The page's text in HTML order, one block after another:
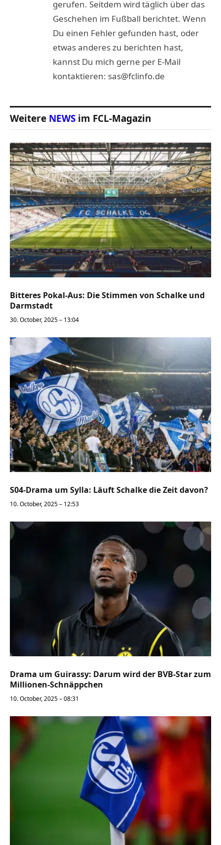
gerufen. Seitdem wird täglich über das
Geschehen im Fußball berichtet. Wenn
Du einen Fehler gefunden hast, oder
etwas anderes zu berichten hast,
kannst Du mich gerne per E-Mail
kontaktieren: sas@fclinfo.de
Weitere NEWS im FCL-Magazin
Bitteres Pokal-Aus: Die Stimmen von Schalke und
Darmstadt
30. October, 2025 – 13:04
S04-Drama um Sylla: Läuft Schalke die Zeit davon?
10. October, 2025 – 12:53
Drama um Guirassy: Darum wird der BVB-Star zum
Millionen-Schnäppchen
10. October, 2025 – 08:31